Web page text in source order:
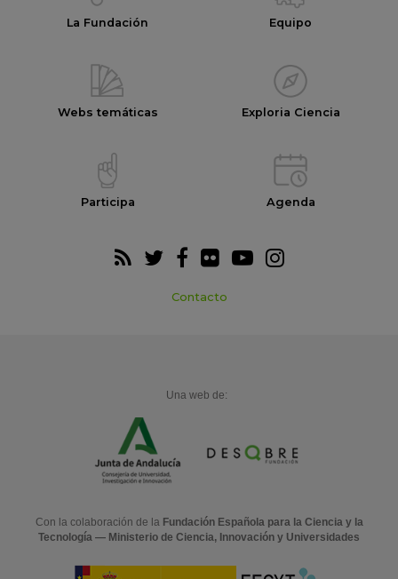
La Fundación Equipo
Webs temáticas Exploria Ciencia
Participa Agenda
Contacto
Una web de:
Con la colaboración de la Fundación Española para la Ciencia y la
Tecnología — Ministerio de Ciencia, Innovación y Universidades